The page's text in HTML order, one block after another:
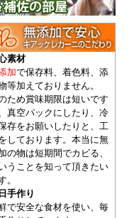
素材
加で保存料、着色料、添
等加えておりません。
ため賞味期限は短いです
真空パックにしたり、冷
存をお願いしたりと、工
しております。本当に無
の物は短期間でカビる、
うことを知って頂きたい
。
手作り
で安全な食材を使い、毎